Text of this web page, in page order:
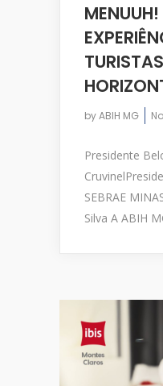
MENUUH!
byABIH MG
Presidente
SEBRAE
Silva A ABIH